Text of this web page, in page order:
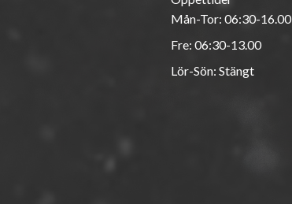
Mån-Tor: 06:30-16.00
Fre: 06:30-13.00
Lör-Sön: Stängt